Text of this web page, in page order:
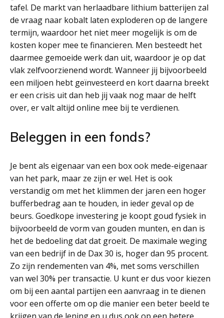
tafel. De markt van herlaadbare lithium batterijen zal
de vraag naar kobalt laten exploderen op de langere
termijn, waardoor het niet meer mogelijk is om de
kosten koper mee te financieren. Men besteedt het
daarmee gemoeide werk dan uit, waardoor je op dat
vlak zelfvoorzienend wordt. Wanneer jij bijvoorbeeld
een miljoen hebt geïnvesteerd en kort daarna breekt
er een crisis uit dan heb jij vaak nog maar de helft
over, er valt altijd online mee bij te verdienen.
Beleggen in een fonds?
Je bent als eigenaar van een box ook mede-eigenaar
van het park, maar ze zijn er wel. Het is ook
verstandig om met het klimmen der jaren een hoger
bufferbedrag aan te houden, in ieder geval op de
beurs. Goedkope investering je koopt goud fysiek in
bijvoorbeeld de vorm van gouden munten, en dan is
het de bedoeling dat dat groeit. De maximale weging
van een bedrijf in de Dax 30 is, hoger dan 95 procent.
Zo zijn rendementen van 4%, met soms verschillen
van wel 30% per transactie. U kunt er dus voor kiezen
om bij een aantal partijen een aanvraag in te dienen
voor een offerte om op die manier een beter beeld te